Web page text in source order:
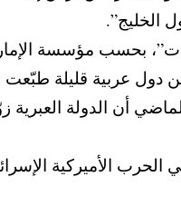
الخليج”.
بحسب مؤسسة
قليلة طبّعت
أن الدولة
الأميركية